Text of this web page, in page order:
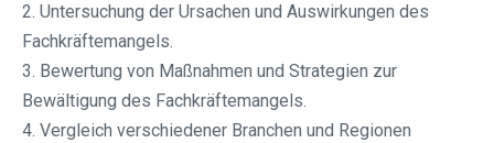
2. Untersuchung der Ursachen und Auswirkungen des
Fachkräftemangels.
3. Bewertung von Maßnahmen und Strategien zur
Bewältigung des Fachkräftemangels.
4. Vergleich verschiedener Branchen und Regionen